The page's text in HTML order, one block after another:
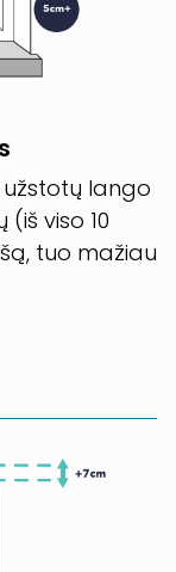
lango
viso 10
tuo mažiau